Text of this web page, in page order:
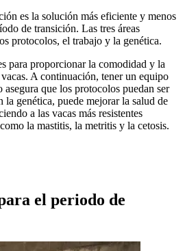
es la solución más eficiente y menos
de transición. Las tres áreas
protocolos, el trabajo y la genética.
para proporcionar la comodidad y la
A continuación, tener un equipo
que los protocolos puedan ser
la genética, puede mejorar la salud de
a las vacas más resistentes
la mastitis, la metritis y la cetosis.
el periodo de